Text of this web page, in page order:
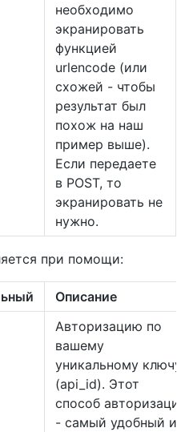
необходимо
экранировать
функцией
urlencode (или
схожей - чтобы
результат был
похож на наш
пример выше).
Если передаете
в POST, то
экранировать не
нужно.
при помощи:
Описание
Авторизацию по
вашему
уникальному ключу
(api_id). Этот
способ авторизации
- самый удобный и